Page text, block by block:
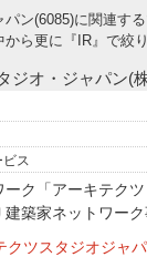
ク
マ
ク
ン(6085)に関連す
ら更に『IR』で絞
ジオ・ジャパン(
ス
ク「アーキテク
築家ネットワーク
クツスタジオジャ